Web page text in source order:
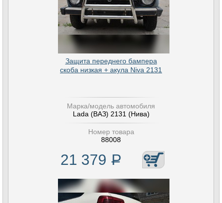
Защита переднего бампера
скоба низкая + акула Niva 2131
Марка/модель автомобиля
Lada (ВАЗ) 2131 (Нива)
Номер товара
88008
21 379 Р